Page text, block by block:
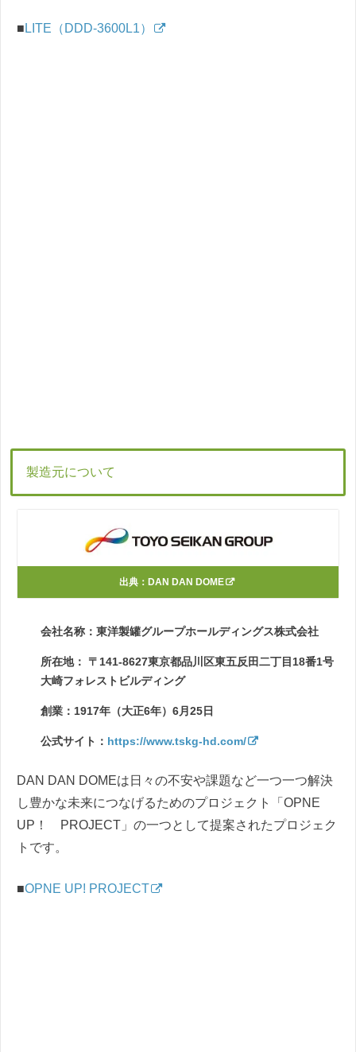
■ LITE（DDD-3600L1）
製造元について
出典： DAN DAN DOME
会社名称：東洋製罐グループホールディングス株式会社
所在地： 〒141-8627東京都品川区東五反田二丁目18番1号
大崎フォレストビルディング
創業：1917年（大正6年）6月25日
公式サイト： https://www.tskg-hd.com/
DAN DAN DOMEは日々の不安や課題など一つ一つ解決
し豊かな未来につなげるためのプロジェクト「OPNE
UP！ PROJECT」の一つとして提案されたプロジェク
トです。
■OPNE UP! PROJECT